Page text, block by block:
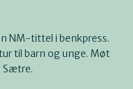
NM-tittel i benkpress.
til barn og unge. Møt
Sætre.